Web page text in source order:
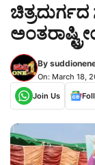
By
On: March 18,
Join Us